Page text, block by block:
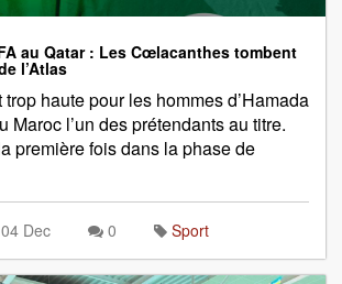
au Qatar : Les Cœlacanthes tombent
l’Atlas
haute pour les hommes d’Hamada
Maroc l’un des prétendants au titre.
première fois dans la phase de
Dec 0 Sport